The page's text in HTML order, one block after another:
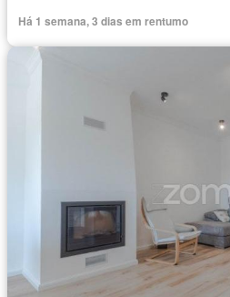
Há 1 semana, 3 dias em rentumo